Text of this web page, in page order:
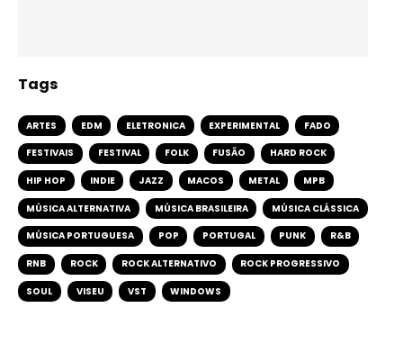
Tags
ARTES EDM ELETRONICA EXPERIMENTAL FADO
FESTIVAIS FESTIVAL FOLK FUSÃO HARD ROCK
HIP HOP INDIE JAZZ MACOS METAL MPB
MÚSICA ALTERNATIVA MÚSICA BRASILEIRA MÚSICA CLÁSSICA
MÚSICA PORTUGUESA POP PORTUGAL PUNK R&B
RNB ROCK ROCK ALTERNATIVO ROCK PROGRESSIVO
SOUL VISEU VST WINDOWS